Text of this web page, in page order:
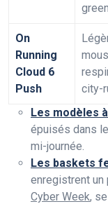
green
On
Running
Cloud 6
Push
city-
Les modèles
épuisés dans
mi-journée.
Les baskets
enregistrent un
Cyber Week,